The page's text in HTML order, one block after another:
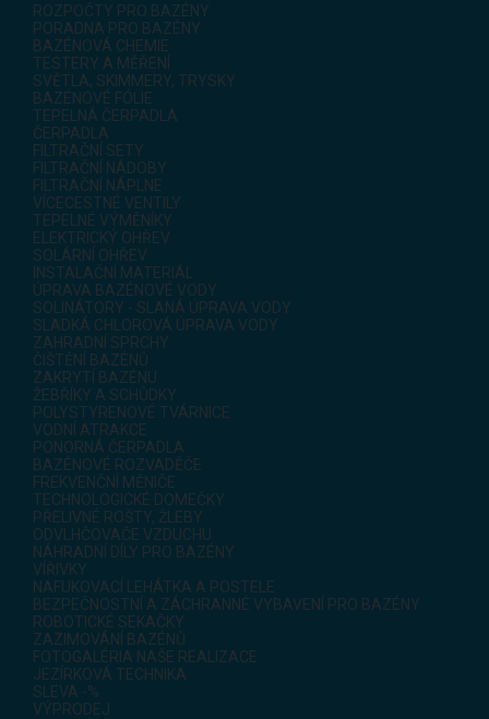
ROZPOČTY PRO BAZÉNY
PORADNA PRO BAZÉNY
BAZÉNOVÁ CHEMIE
TESTERY A MĚŘENÍ
SVĚTLA, SKIMMERY, TRYSKY
BAZÉNOVÉ FÓLIE
TEPELNÁ ČERPADLA
ČERPADLA
FILTRAČNÍ SETY
FILTRAČNÍ NÁDOBY
FILTRAČNÍ NÁPLNE
VÍCECESTNÉ VENTILY
TEPELNÉ VÝMĚNÍKY
ELEKTRICKÝ OHŘEV
SOLÁRNÍ OHŘEV
INSTALAČNÍ MATERIÁL
ÚPRAVA BAZÉNOVÉ VODY
SOLINÁTORY - SLANÁ ÚPRAVA VODY
SLADKÁ CHLOROVÁ ÚPRAVA VODY
ZAHRADNÍ SPRCHY
ČIŠTĚNÍ BAZÉNŮ
ZAKRYTÍ BAZÉNU
ŽEBŘÍKY A SCHŮDKY
POLYSTYRENOVÉ TVÁRNICE
VODNÍ ATRAKCE
PONORNÁ ČERPADLA
BAZÉNOVÉ ROZVADĚČE
FREKVENČNÍ MĚNIČE
TECHNOLOGICKÉ DOMEČKY
PŘELIVNÉ ROŠTY, ŽLEBY
ODVLHČOVAČE VZDUCHU
NÁHRADNÍ DÍLY PRO BAZÉNY
VÍŘIVKY
NAFUKOVACÍ LEHÁTKA A POSTELE
BEZPEČNOSTNÍ A ZÁCHRANNÉ VYBAVENÍ PRO BAZÉNY
ROBOTICKÉ SEKAČKY
ZAZIMOVÁNÍ BAZÉNŮ
FOTOGALÉRIA NAŠE REALIZACE
JEZÍRKOVÁ TECHNIKA
SLEVA -%
VÝPRODEJ